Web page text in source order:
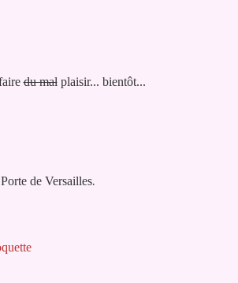
du malplaisir... bientôt...
de Versailles.